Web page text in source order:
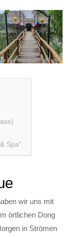
Spa“
wir uns mit
örtlichen Dong
in Strömen